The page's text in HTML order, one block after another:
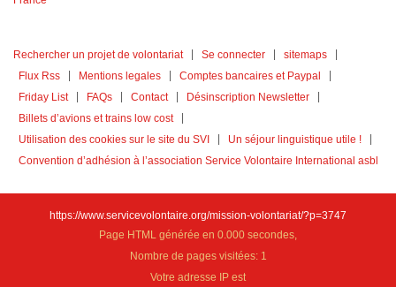
Rechercher un projet de volontariat Se connecter
sitemaps
Flux Rss
Mentions legales
Comptes bancaires et Paypal
Friday List
FAQs Contact
Désinscription Newsletter
Billets d’avions et trains low cost
Utilisation des cookies sur le site du SVI
Un séjour linguistique utile !
Convention d’adhésion à l’association Service Volontaire International asbl
https://www.servicevolontaire.org/mission-volontariat/?p=3747
Page HTML générée en 0.000 secondes,
Nombre de pages visitées: 1
Votre adresse IP est